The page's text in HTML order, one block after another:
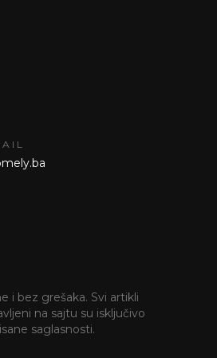
i bez grešaka. Svi artikli
na sajtu su isključivo
saglasnosti.